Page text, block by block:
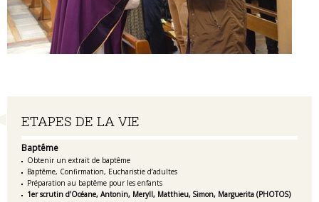
Navigation
ETAPES DE LA VIE
Baptême
Obtenir un extrait de baptême
Baptême, Confirmation, Eucharistie d’adultes
Préparation au baptême pour les enfants
1er scrutin d’Océane, Antonin, Meryll, Matthieu, Simon, Marguerita (PHOTOS)